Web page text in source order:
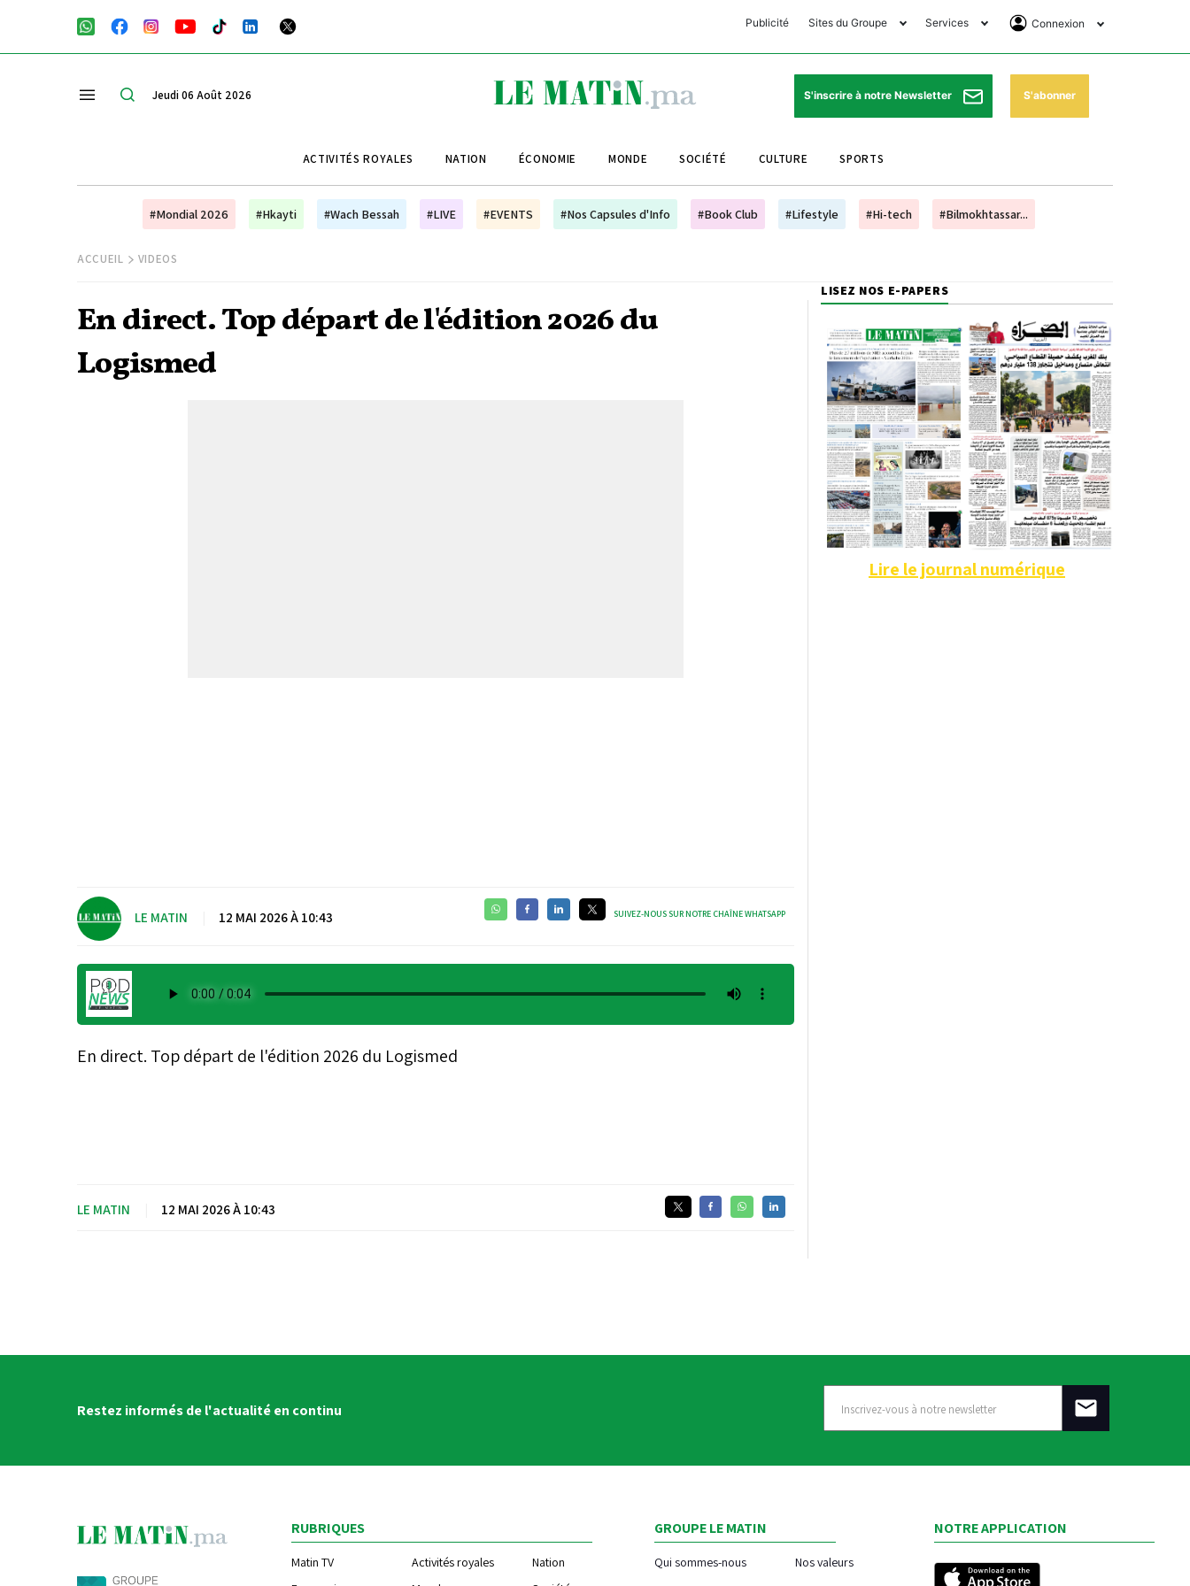
Publicité Sites du Groupe
Club Avantages
Le Matin Sports
Le Matin Store
Le Matin Annonces
Morocco Today Forum
Bookclub
Services
Horaires de prières
Pharmacies de garde
Programme TV
Cinéma
Connexion
Se Connecter
Abonnement
Jeudi 06 Août 2026 S'inscrire à notre Newsletter S'abonner
ACTIVITÉS ROYALES NATION ÉCONOMIE MONDE SOCIÉTÉ CULTURE SPORTS
#Mondial 2026 #Hkayti #Wach Bessah #LIVE #EVENTS #Nos Capsules d'Info #Book Club #Lifestyle #Hi-tech #Bilmokhtassar...
ACCUEIL VIDEOS
En direct. Top départ de l'édition 2026 du
Logismed
LE MATIN 12 MAI 2026 À 10:43 SUIVEZ-NOUS SUR NOTRE CHAÎNE WHATSAPP
En direct. Top départ de l'édition 2026 du Logismed
LE MATIN 12 MAI 2026 À 10:43
LISEZ NOS E-PAPERS
Lire le journal numérique
Restez informés de l'actualité en continu
RUBRIQUES
Matin TV Activités royales
Nation
GROUPE LE MATIN
Qui sommes-nous
Nos valeurs
NOTRE APPLICATION